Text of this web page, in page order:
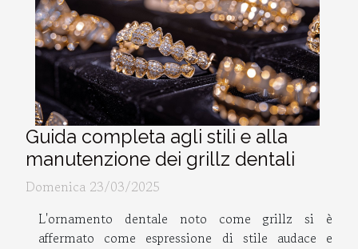
Guida completa agli stili e alla
manutenzione dei grillz dentali
Domenica 23/03/2025
L'ornamento dentale noto come grillz si è
affermato come espressione di stile audace e